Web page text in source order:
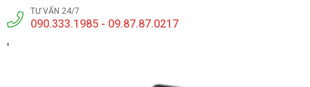
TƯ VẤN 24/7
090.333.1985 - 09.87.87.0217